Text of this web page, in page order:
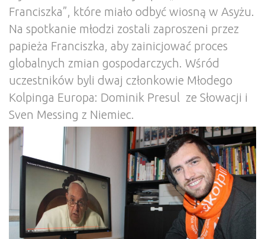
Franciszka”, które miało odbyć wiosną w Asyżu.
Na spotkanie młodzi zostali zaproszeni przez
papieża Franciszka, aby zainicjować proces
globalnych zmian gospodarczych. Wśród
uczestników byli dwaj członkowie Młodego
Kolpinga Europa: Dominik Presul ze Słowacji i
Sven Messing z Niemiec.